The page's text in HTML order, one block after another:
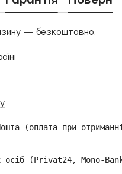
— безкоштовно.
(оплата при
осіб (Privat24, Mono-